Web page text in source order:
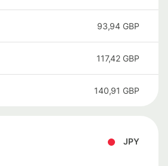
93,94 GBP
117,42 GBP
140,91 GBP
JPY